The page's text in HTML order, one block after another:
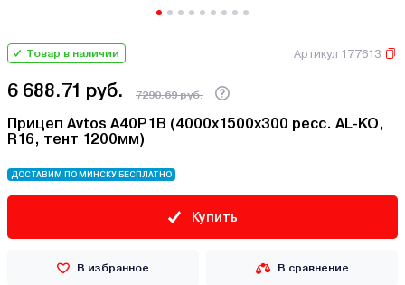
Товар в наличии Артикул 177613
6 688.71 руб. 7290.69 руб.
Прицеп Avtos A40P1B (4000х1500х300 ресс. AL-KO,
R16, тент 1200мм)
ДОСТАВИМ ПО МИНСКУ БЕСПЛАТНО
Купить
В избранное В сравнение